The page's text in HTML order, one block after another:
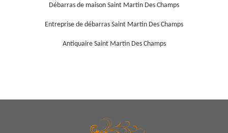
Débarras de maison Saint Martin Des Champs
Entreprise de débarras Saint Martin Des Champs
Antiquaire Saint Martin Des Champs